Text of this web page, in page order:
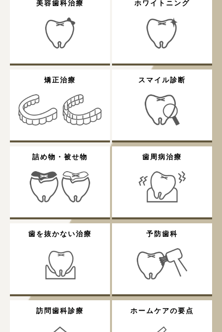
美容歯科治療 ホワイトニング
矯正治療 スマイル診断
詰め物・被せ物 歯周病治療
歯を抜かない治療 予防歯科
訪問歯科診療 ホームケアの要点